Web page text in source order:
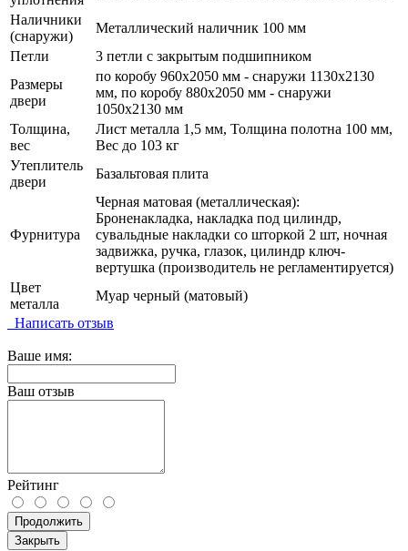
Наличники
(снаружи)
Металлический наличник 100 мм
Петли
3 петли с закрытым подшипником
Размеры
двери
по коробу 960х2050 мм - снаружи 1130х2130
мм, по коробу 880х2050 мм - снаружи
1050х2130 мм
Толщина,
вес
Лист металла 1,5 мм, Толщина полотна 100 мм,
Вес до 103 кг
Утеплитель
двери
Базальтовая плита
Фурнитура
Черная матовая (металлическая):
Броненакладка, накладка под цилиндр,
сувальдные накладки со шторкой 2 шт, ночная
задвижка, ручка, глазок, цилиндр ключ-
вертушка (производитель не регламентируется)
Цвет
металла
Муар черный (матовый)
Написать отзыв
Ваше имя:
Ваш отзыв
Рейтинг
Продолжить
Закрыть